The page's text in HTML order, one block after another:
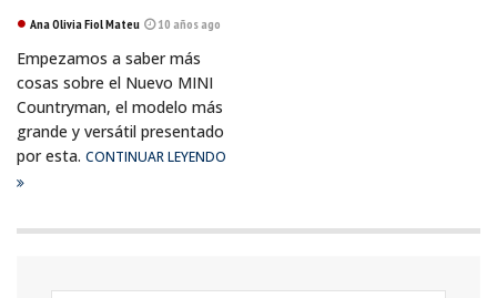
Ana Olivia Fiol Mateu 10 años ago
Empezamos a saber más
cosas sobre el Nuevo MINI
Countryman, el modelo más
grande y versátil presentado
por esta. CONTINUAR LEYENDO